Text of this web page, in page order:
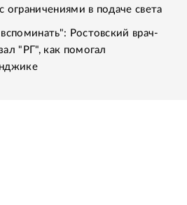
ограничениями в подаче света
Ростовский врач-
"РГ", как помогал